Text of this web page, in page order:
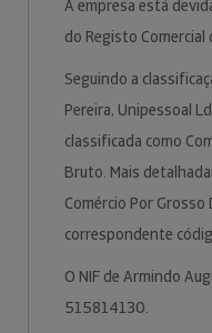
A empresa está
do Registo Comercial
Seguindo a
Pereira, Unipessoal
classificada como
Bruto. Mais
Comércio Por Grosso
correspondente
O NIF de Armindo
515814130.